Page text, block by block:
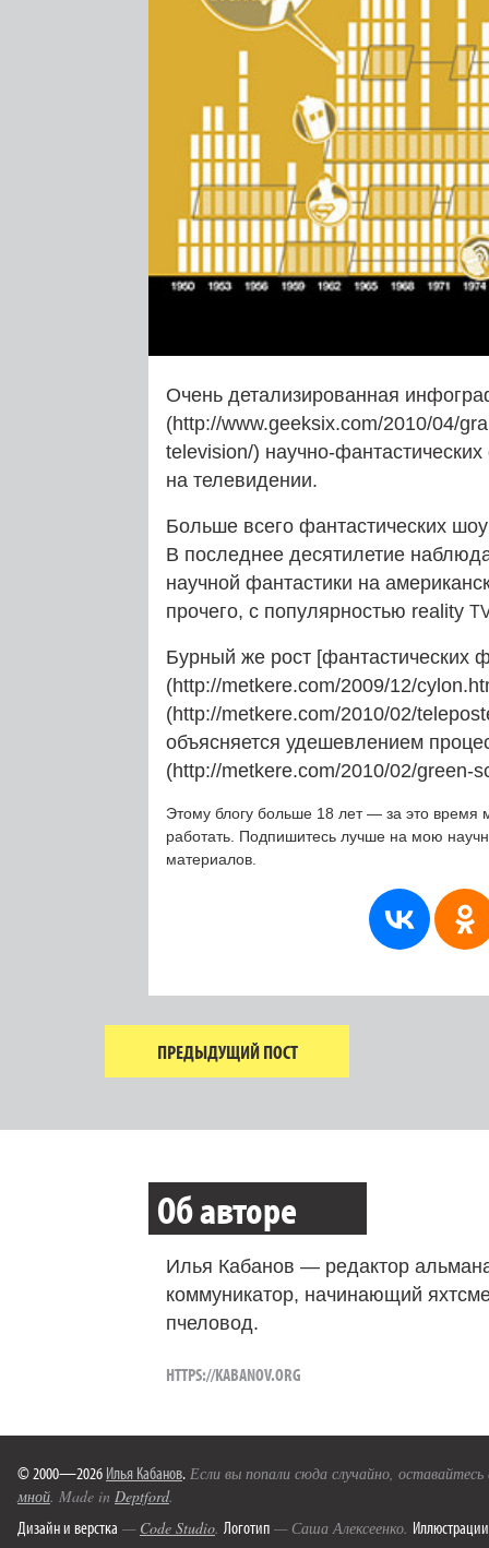
Очень детализированная
(http://www.geeksix.com/2010/04/
television/) научно-
на телевидении.
Больше всего фантастических
В последнее десятилетие
научной фантастики на
прочего, с популярностью reality
Бурный же рост [фантастических
(http://metkere.com/2009/12/
(http://metkere.com/2010/02/
объясняется удешевлением
(http://metkere.com/2010/02/green-
Этому блогу больше 18 лет — за это время
работать. Подпишитесь лучше на мою
материалов.
ПРЕДЫДУЩИЙ ПОСТ
Об авторе
Илья Кабанов — редактор
коммуникатор, начинающий
пчеловод.
HTTPS://KABANOV.ORG
© 2000—2026 Илья Кабанов. Если вы попали сюда случайно,
мной. Made in Deptford.
Дизайн и верстка — Code Studio. Логотип — Саша Алексеенко. Иллюстрации